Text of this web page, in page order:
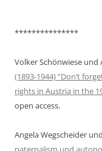
***************
Volker Schönwiese und
(1893-1944) “Don’t
rights in Austria in the
open access.
Angela Wegscheider